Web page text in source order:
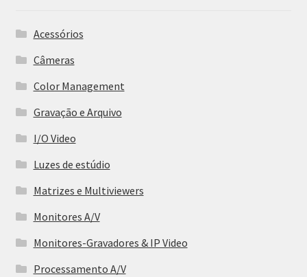
Acessórios
Câmeras
Color Management
Gravação e Arquivo
I/O Video
Luzes de estúdio
Matrizes e Multiviewers
Monitores A/V
Monitores-Gravadores & IP Video
Processamento A/V